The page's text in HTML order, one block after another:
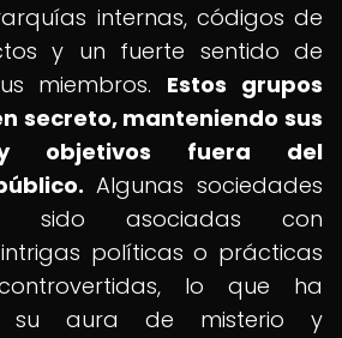
internas, códigos de
y un fuerte sentido de
miembros. Estos grupos
secreto, manteniendo sus
y objetivos fuera del
Algunas sociedades
sido asociadas con
políticas o prácticas
lo que ha
su aura de misterio y